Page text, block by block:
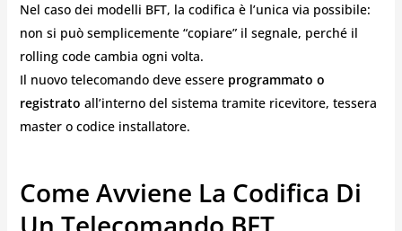
Nel caso dei modelli BFT, la codifica è l’unica via possibile:
non si può semplicemente “copiare” il segnale, perché il
rolling code cambia ogni volta.
Il nuovo telecomando deve essere programmato o
registrato all’interno del sistema tramite ricevitore, tessera
master o codice installatore.
Come Avviene La Codifica Di